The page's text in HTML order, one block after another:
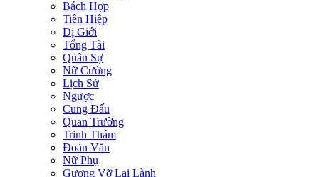
Bách Hợp
Tiên Hiệp
Dị Giới
Tổng Tài
Quân Sự
Nữ Cường
Lịch Sử
Ngược
Cung Đấu
Quan Trường
Trinh Thám
Đoản Văn
Nữ Phụ
Gương Vỡ Lại Lành